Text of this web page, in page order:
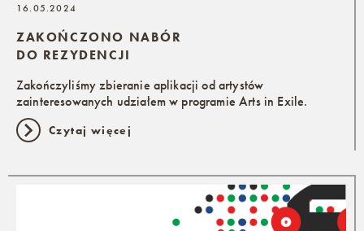
ZAKOŃCZONO NABÓR
DO REZYDENCJI
16.05.2024
Zakończyliśmy zbieranie aplikacji od artystów
zainteresowanych udziałem w programie Arts in Exile.
Czytaj więcej